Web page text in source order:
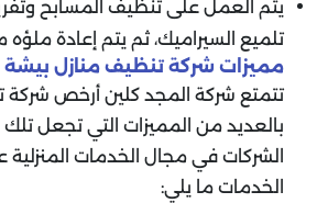
يتم العمل على تنظيف المسابح
تلميع السيراميك، ثم يتم إعادة ملؤه
مميزات شركة تنظيف منازل بيشة
تتمتع شركة المجد كلين أرخص شركة
بالعديد من المميزات التي تجعل
الشركات في مجال الخدمات المنزلية
الخدمات ما يلي: